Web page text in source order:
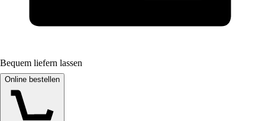
Bequem liefern lassen
Online bestellen